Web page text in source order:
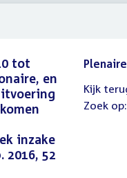
tot
en
inzake
2016, 52
Kijk
Zoek op: